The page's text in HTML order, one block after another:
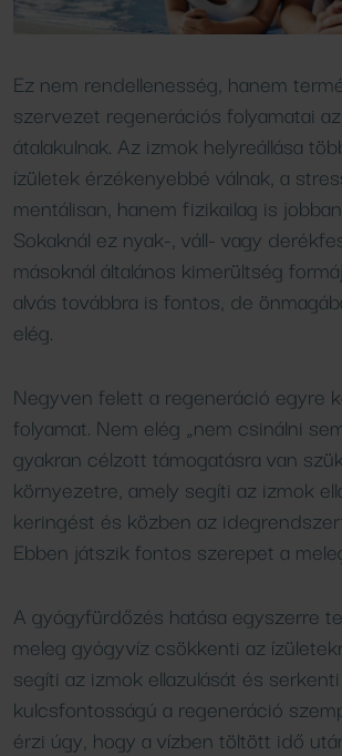
Ez nem rendellenesség, hanem
szervezet regenerációs folyamatai
átalakulnak. Az izmok helyreállása
ízületek érzékenyebbé válnak, a
mentálisan, hanem fizikailag is
Sokaknál ez nyak-, váll- vagy
másoknál általános kimerültség
alvás továbbra is fontos, de
elég.
Negyven felett a regeneráció egyre
folyamat. Nem elég „nem csinálni
gyakran célzott támogatásra van
környezetre, amely segíti az izmok
keringést és közben az
Ebben játszik fontos szerepet a
A gyógyfürdőzés hatása egyszerre
meleg gyógyvíz csökkenti az
segíti az izmok ellazulását és
kulcsfontosságú a regeneráció
érzi úgy, hogy a vízben töltött idő